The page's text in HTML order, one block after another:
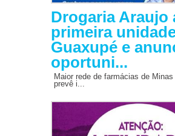
Drogaria Araujo
primeira
Guaxupé e
oportuni...
Maior rede de farmácias de Minas
prevê i...